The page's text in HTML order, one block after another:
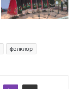
фолклор